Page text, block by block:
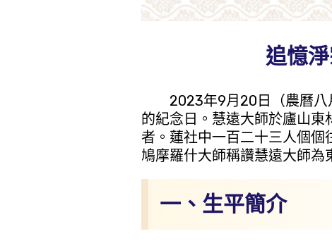
追憶
2023年9月20日（農曆八
的紀念日。慧遠大師於廬山東
者。蓮社中一百二十三人個個
鳩摩羅什大師稱讚慧遠大師為
一、生平簡介